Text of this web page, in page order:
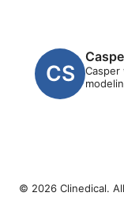
Casper
© 2026 Clinedical.